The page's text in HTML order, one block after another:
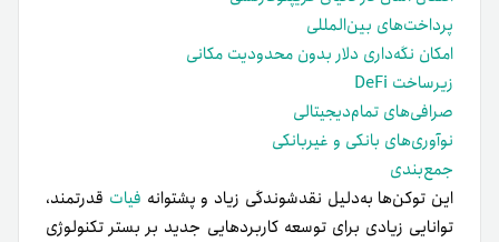
پرداخت‌های بین‌المللی
امکان نگه‌داری دلار بدون محدودیت مکانی
زیرساخت DeFi
صرافی‌های تمام‌دیجیتالی
نوآوری‌های بانکی و غیربانکی
جمع‌بندی
این توکن‌ها به‌دلیل نقدشوندگی زیاد و پشتوانه فیات قدرتمند،
توانایی زیادی برای توسعه کاربردهایی جدید بر بستر تکنولوژی